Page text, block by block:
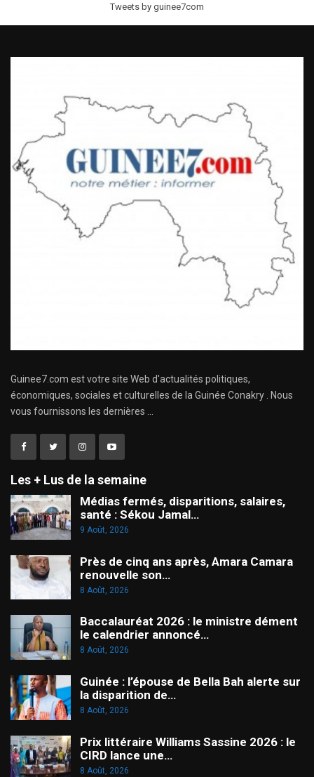
Tweets by guinee7com
Guinee7.com est votre site Web d'actualités politiques,
économiques, sociales et culturelles de la Guinée Conakry . Nous
vous fournissons les dernières ...
Les + Lus de la semaine
Médias fermés, disparitions, salaires,
santé : Sékou Jamal…
9 Août, 2026
Près de cinq ans après, Amara Camara
renouvelle son…
8 Août, 2026
Baccalauréat 2026 : le ministre dément
le calendrier annoncé…
8 Août, 2026
Guinée : l’épouse de Bella Bah alerte sur
la disparition de…
8 Août, 2026
Prix littéraire Williams Sassine 2026 : le
CIRD lance une…
8 Août, 2026